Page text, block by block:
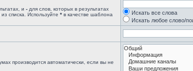
и - для слов, которых в результатах
списка. Используйте * в качестве шаблона
Искать все слова
Искать любое слово/
производится автоматически, если вы не